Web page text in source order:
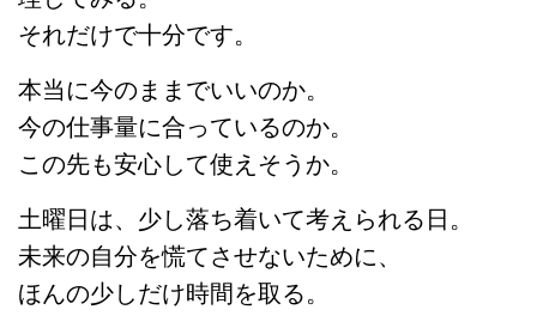
それだけで十分です。
本当に今のままでいいのか。
今の仕事量に合っているのか。
この先も安心して使えそうか。
土曜日は、少し落ち着いて考えられる日。
未来の自分を慌てさせないために、
ほんの少しだけ時間を取る。